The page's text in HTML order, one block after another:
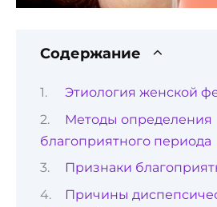
Содержание
Этиология женской
Методы определения
благоприятного периода
Признаки
Причины